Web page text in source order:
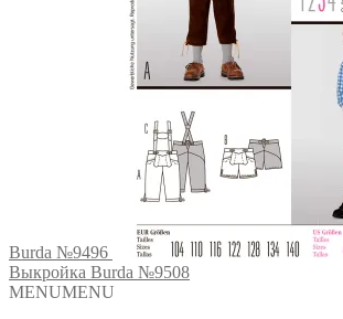
Burda №9496
Выкройка Burda №9508
MENUMENU